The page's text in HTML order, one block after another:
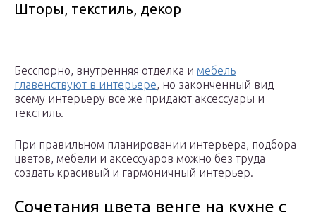
Шторы, текстиль, декор
Бесспорно, внутренняя отделка и мебель
главенствуют в интерьере, но законченный вид
всему интерьеру все же придают аксессуары и
текстиль.
При правильном планировании интерьера, подбора
цветов, мебели и аксессуаров можно без труда
создать красивый и гармоничный интерьер.
Сочетания цвета венге на кухне с